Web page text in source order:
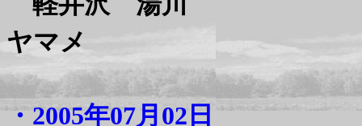
ヤマメ
・2005年07月02日